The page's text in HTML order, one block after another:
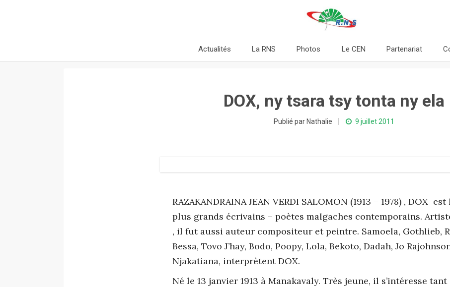
Actualités La RNS Photos Le CEN Partenariat
DOX, ny tsara tsy tonta ny ela
Publié par Nathalie 9 juillet 2011
RAZAKANDRAINA JEAN VERDI SALOMON (1913 – 1978) , DOX est
plus grands écrivains – poètes malgaches contemporains.
, il fut aussi auteur compositeur et peintre. Samoela, Gothlieb,
Bessa, Tovo J’hay, Bodo, Poopy, Lola, Bekoto, Dadah, Jo
Njakatiana, interprètent DOX.
Né le 13 janvier 1913 à Manakavaly. Très jeune, il s’intéresse tant